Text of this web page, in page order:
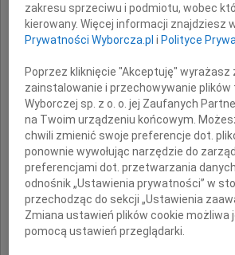
Człowiek szlachetny,
wybitny znawca
autor fundamentalnych
badacz kultury
edytor wzorcowych
mistrz wielu
Podziwiany przez
Dziekan Wydziału
powołany w wyborach
Kierownik Zakładu
Kierownik Zakładu
Polski (1996-1999), członek
Akademii
zakresu sprzeciwu i podmiotu, wobec
kierowany. Więcej informacji znajdziesz
Prywatności Wyborcza.pl i Polityce
Poprzez kliknięcie "Akceptuję" wyrażasz
zainstalowanie i przechowywanie plików
Wyborczej sp. z o. o. jej Zaufanych
na Twoim urządzeniu końcowym.
chwili zmienić swoje preferencje dot.
ponownie wywołując narzędzie do
preferencjami dot. przetwarzania
odnośnik „Ustawienia prywatności” w
przechodząc do sekcji „Ustawienia
Zmiana ustawień plików cookie możliwa
pomocą ustawień przeglądarki.